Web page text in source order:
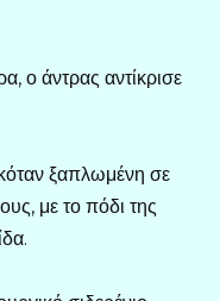
ο άντρας αντίκρισε
ξαπλωμένη σε
με το πόδι της